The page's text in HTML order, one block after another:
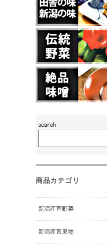
商品カテゴリ
新潟産直野菜
新潟産直果物